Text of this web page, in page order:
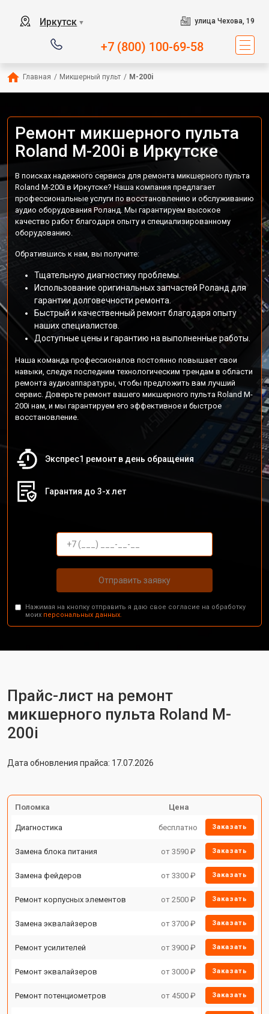
Иркутск ▼ улица Чехова, 19
+7 (800) 100-69-58
Главная / Микшерный пульт / M-200i
Ремонт микшерного пульта
Roland M-200i в Иркутске
В поисках надежного сервиса для ремонта микшерного пульта
Roland M-200i в Иркутске? Наша компания предлагает
профессиональные услуги по восстановлению и обслуживанию
аудио оборудования Роланд. Мы гарантируем высокое
качество работ благодаря опыту и специализированному
оборудованию.
Обратившись к нам, вы получите:
Тщательную диагностику проблемы.
Использование оригинальных запчастей Роланд для
гарантии долговечности ремонта.
Быстрый и качественный ремонт благодаря опыту
наших специалистов.
Доступные цены и гарантию на выполненные работы.
Наша команда профессионалов постоянно повышает свои
навыки, следуя последним технологическим трендам в области
ремонта аудиоаппаратуры, чтобы предложить вам лучший
сервис. Доверьте ремонт вашего микшерного пульта Roland M-
200i нам, и мы гарантируем его эффективное и быстрое
восстановление.
Экспрес1 ремонт в день обращения
Гарантия до 3-х лет
Отправить заявку
Нажимая на кнопку отправить я даю свое согласие на обработку
моих персональных данных.
Прайс-лист на ремонт
микшерного пульта Roland M-
200i
Дата обновления прайса: 17.07.2026
Поломка Цена
Диагностика бесплатно Заказать
Замена блока питания от 3590 ₽ Заказать
Замена фейдеров от 3300 ₽ Заказать
Ремонт корпусных элементов от 2500 ₽ Заказать
Замена эквалайзеров от 3700 ₽ Заказать
Ремонт усилителей от 3900 ₽ Заказать
Ремонт эквалайзеров от 3000 ₽ Заказать
Ремонт потенциометров от 4500 ₽ Заказать